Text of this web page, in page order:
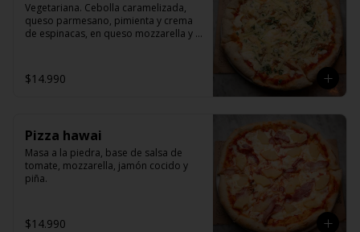
Vegetariana. Cebolla caramelizada,
queso parmesano, pimienta y crema
de espinacas, en queso mozzarella y
$14.990
Pizza hawai
Masa a la piedra, base de salsa de
tomate, mozzarella, jamón cocido y
piña.
$14.990